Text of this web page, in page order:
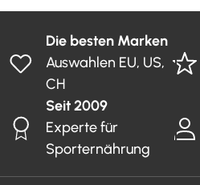
Die besten Marken
Auswahlen EU, US,
CH
Seit 2009
Experte für
Sporternährung